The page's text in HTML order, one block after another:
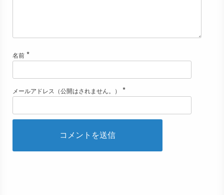
名前 *
メールアドレス（公開はされません。） *